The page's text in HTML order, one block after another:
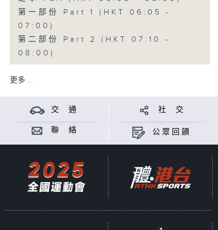
第一部份 Part 1 (HKT 06:05 -
07:00)
第二部份 Part 2 (HKT 07:10 -
08:00)
更多 ...
交 通 社 交
聯 絡 公眾回饋